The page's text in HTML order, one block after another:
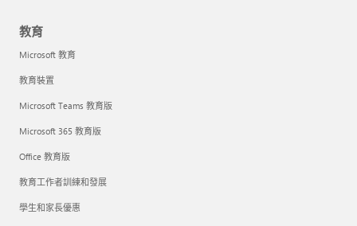
教育
Microsoft 教育
教育裝置
Microsoft Teams 教育版
Microsoft 365 教育版
Office 教育版
教育工作者訓練和發展
學生和家長優惠